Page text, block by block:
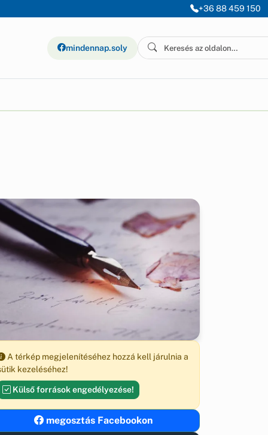
+36 88 459 150
mindennap.soly
A térkép megjelenítéséhez hozzá kell járulnia a
kezeléséhez!
Külső források engedélyezése!
megosztás Facebookon